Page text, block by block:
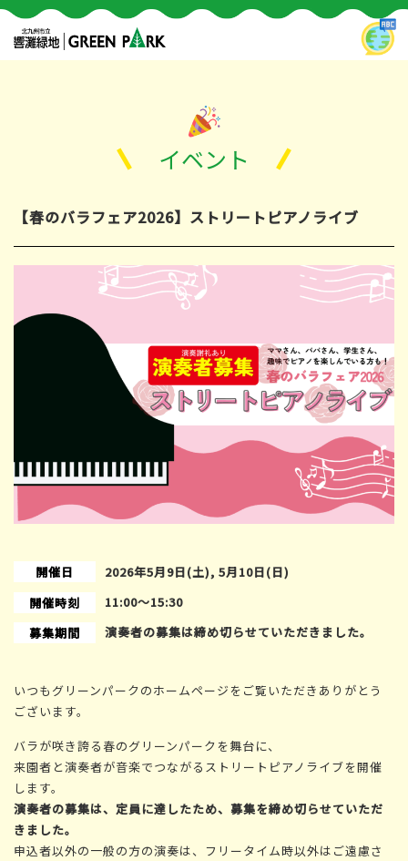
イベント
【春のバラフェア2026】ストリートピアノライブ
開催日
2026年5月9日(土), 5月10日(日)
開催時刻
11:00〜15:30
募集期間
演奏者の募集は締め切らせていただきました。
いつもグリーンパークのホームページをご覧いただきありがとう
ございます。
バラが咲き誇る春のグリーンパークを舞台に、
来園者と演奏者が音楽でつながるストリートピアノライブを開催
します。
演奏者の募集は、定員に達したため、募集を締め切らせていただ
きました。
申込者以外の一般の方の演奏は、フリータイム時以外はご遠慮さ